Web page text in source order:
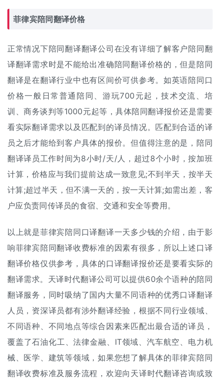
菲律宾陪同翻译价格
正常情况下陪同翻译翻译公司在没有详细了解客户陪同翻
译翻译需求时是不能给出准确陪同翻译价格的，但是陪同
翻译是在翻译行业中也有区间价可供参考。如英语陪同口
价格一般日常普通陪同、游玩700元起，技术交流、培
训、商务谈判等1000元起等，具体陪同翻译报价还是需要
看实际翻译需求以及匹配到的译员情况。匹配到合适的译
员之后才能给到客户具体的报价。但值得注意的是，陪同
翻译译员工作时间为8小时/天/人，超过8个小时，按加班
计算，价格应与我们提前达成一致意见;不到半天，按半天
计算;超过半天，但不满一天的，按一天计算;如需出差，客
户应负责同传译员的食宿、交通和安全等费用。
以上就是菲律宾陪同口译翻译一天多少钱的介绍，由于影
响菲律宾陪同翻译收费标准的因素有很多，所以上述口译
翻译价格仅供参考，具体的口译翻译报价还是要看实际的
翻译需求。天译时代翻译公司可以提供60余个语种的陪同
翻译服务，同时吸纳了国内大量不同语种的优秀口译翻译
人员，资深译员都有涉外翻译经验，根据不同行业领域、
不同语种、不同地点等综合因素来匹配出最合适的译员，
覆盖了石油化工、法律金融、IT领域、汽车航空、电力机
械、医学、建筑等领域，如果您想了解具体的菲律宾陪同
翻译收费标准及服务流程，欢迎向天译时代翻译咨询或致